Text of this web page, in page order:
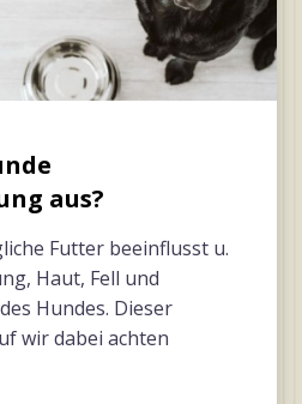
aus?
Futter beeinflusst u.
Haut, Fell und
Hundes. Dieser
wir dabei achten